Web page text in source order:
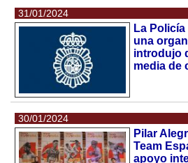
31/01/2024
La
una
introdujo
media de
30/01/2024
Pilar
Team
apoyo